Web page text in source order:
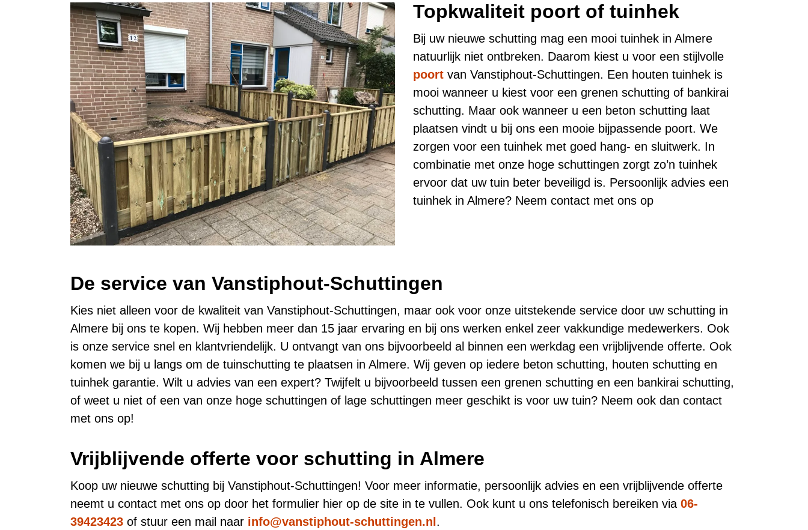
Topkwaliteit poort of tuinhek
Bij uw nieuwe schutting mag een mooi tuinhek in Almere
natuurlijk niet ontbreken. Daarom kiest u voor een stijlvolle
poort van Vanstiphout-Schuttingen. Een houten tuinhek is
mooi wanneer u kiest voor een grenen schutting of bankirai
schutting. Maar ook wanneer u een beton schutting laat
plaatsen vindt u bij ons een mooie bijpassende poort. We
zorgen voor een tuinhek met goed hang- en sluitwerk. In
combinatie met onze hoge schuttingen zorgt zo’n tuinhek
ervoor dat uw tuin beter beveiligd is. Persoonlijk advies een
tuinhek in Almere? Neem contact met ons op
De service van Vanstiphout-Schuttingen
Kies niet alleen voor de kwaliteit van Vanstiphout-Schuttingen, maar ook voor onze uitstekende service door uw schutting in
Almere bij ons te kopen. Wij hebben meer dan 15 jaar ervaring en bij ons werken enkel zeer vakkundige medewerkers. Ook
is onze service snel en klantvriendelijk. U ontvangt van ons bijvoorbeeld al binnen een werkdag een vrijblijvende offerte. Ook
komen we bij u langs om de tuinschutting te plaatsen in Almere. Wij geven op iedere beton schutting, houten schutting en
tuinhek garantie. Wilt u advies van een expert? Twijfelt u bijvoorbeeld tussen een grenen schutting en een bankirai schutting,
of weet u niet of een van onze hoge schuttingen of lage schuttingen meer geschikt is voor uw tuin? Neem ook dan contact
met ons op!
Vrijblijvende offerte voor schutting in Almere
Koop uw nieuwe schutting bij Vanstiphout-Schuttingen! Voor meer informatie, persoonlijk advies en een vrijblijvende offerte
neemt u contact met ons op door het formulier hier op de site in te vullen. Ook kunt u ons telefonisch bereiken via 06-
39423423 of stuur een mail naar info@vanstiphout-schuttingen.nl .